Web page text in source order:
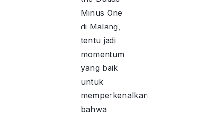
Minus One
di Malang,
tentu jadi
momentum
yang baik
untuk
memperkenalkan
bahwa